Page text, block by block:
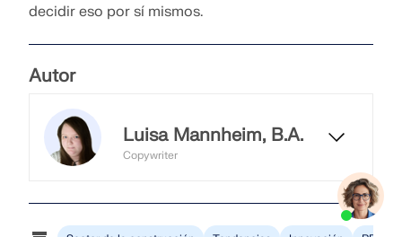
decidir eso por sí mismos.
Autor
Luisa Mannheim, B.A.
Copywriter
encarga del blog de Dlubal. En este
contexto, crea contenidos